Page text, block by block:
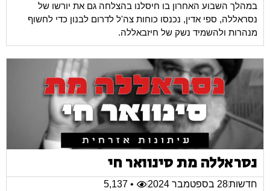
במהלך השבוע האחרון בו חיסלנו בהצלחה גם את יורשו של
נסראללה, ספי אדין, נכנסו כוחות צה'ל לדרום לבנון כדי לחשוף
מנהרות ולהשמיד נשק של חיזבאללה.
נסראללה מת סינוואר חי
חדשות28 בספטמבר 2024
• 5,137